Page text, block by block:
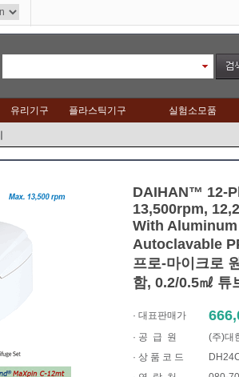
유리기구 플라스틱기구 실험소모품
DAIHAN™ 12-
13,500rpm,
With
Autoclavable
프로-마이크로
함, 0.2/0.5㎖ 튜
· 대표판매가
· 공 급 원
(주)대
· 상 품 코 드